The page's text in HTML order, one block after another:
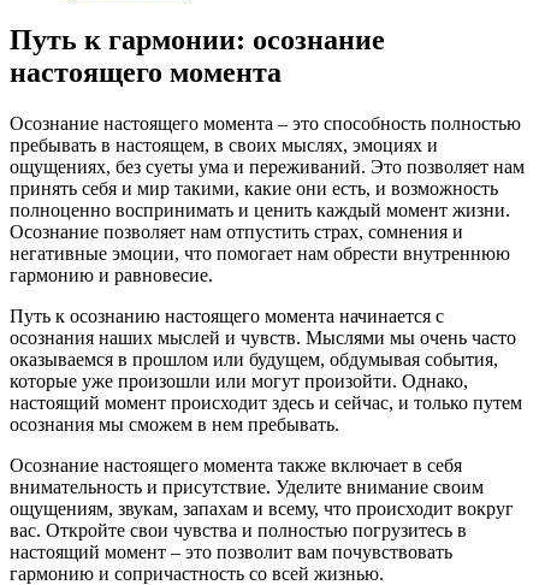
Путь к гармонии: осознание
настоящего момента
Осознание настоящего момента – это способность полностью
пребывать в настоящем, в своих мыслях, эмоциях и
ощущениях, без суеты ума и переживаний. Это позволяет нам
принять себя и мир такими, какие они есть, и возможность
полноценно воспринимать и ценить каждый момент жизни.
Осознание позволяет нам отпустить страх, сомнения и
негативные эмоции, что помогает нам обрести внутреннюю
гармонию и равновесие.
Путь к осознанию настоящего момента начинается с
осознания наших мыслей и чувств. Мыслями мы очень часто
оказываемся в прошлом или будущем, обдумывая события,
которые уже произошли или могут произойти. Однако,
настоящий момент происходит здесь и сейчас, и только путем
осознания мы сможем в нем пребывать.
Осознание настоящего момента также включает в себя
внимательность и присутствие. Уделите внимание своим
ощущениям, звукам, запахам и всему, что происходит вокруг
вас. Откройте свои чувства и полностью погрузитесь в
настоящий момент – это позволит вам почувствовать
гармонию и сопричастность со всей жизнью.